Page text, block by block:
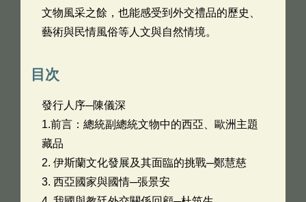
文物風采之餘，也能感受到外交禮品的歷史、
藝術與民情風俗等人文與自然情境。
目次
發行人序─陳儀深
1.前言：總統副總統文物中的西亞、歐洲主題
藏品
2. 伊斯蘭文化發展及其面臨的挑戰─鄭慧慈
3. 西亞國家與國情─張景安